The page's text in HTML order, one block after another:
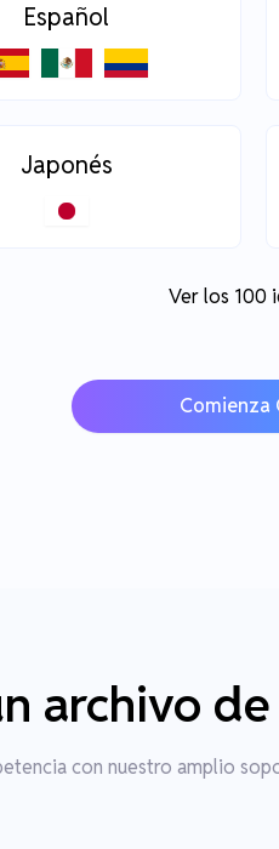
Español
Japonés
Ver los 100
Comienza
archivo
con nuestro amplio